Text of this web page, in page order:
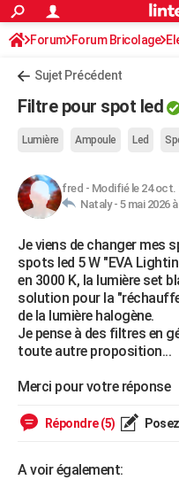
ACTUALITÉS
Politique
Société
Faits Divers
Education
Monde
Villes
+
Essais
Réserver un essai
Citadines
Berlines
SUV
Forum auto
+HIGH-TECH
BRICOLAGE
Forum
Aménagement intérieur
Extérieur
Cuisine
Salle de bains
Jardinage
Rangement
WEEK-END
Guides de France
Escapades
Patrimoine
Expositions
Musées
Week-end nature
+LIFESTYLE
Art de vivre
Bien-être
Loisirs
Mode
Modes de vie
SANTE
Alimentation
Guide de la santé
Maladies
Médicaments
Sommeil
VOYAGE
Destinations
City break
Voyage nature
Voyage de noces
Forum
Climat
PHOTO
Forum Forum Bricolage
Sujet Précédent
Filtre pour spot led
Lumière Ampoule Led
fred - Modifié le 24 oct.
Nataly - 5 mai 2026
Je viens de changer mes
spots led 5 W "EVA
en 3000 K, la lumière set
solution pour la
de la lumière halogène.
Je pense à des filtres en
toute autre proposition...
Merci pour votre réponse
Répondre (5)
A voir également: